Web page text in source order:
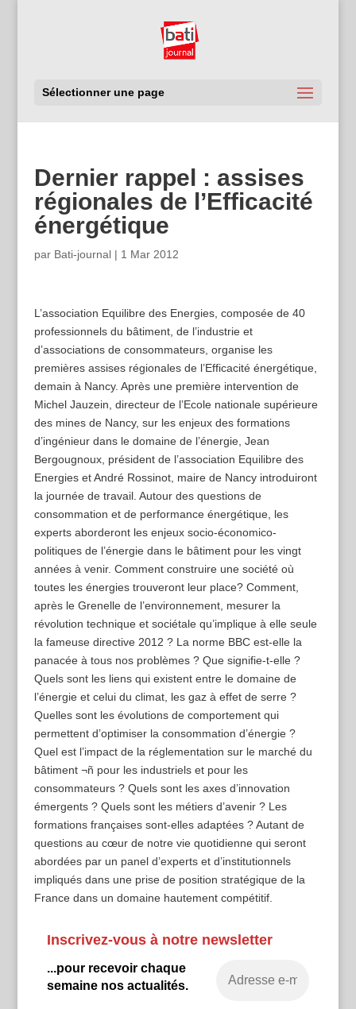
Sélectionner une page
Dernier rappel : assises
régionales de l’Efficacité
énergétique
par Bati-journal| 1 Mar 2012
L’association Equilibre des Energies, composée de 40
professionnels du bâtiment, de l’industrie et
d’associations de consommateurs, organise les
premières assises régionales de l’Efficacité énergétique,
demain à Nancy. Après une première intervention de
Michel Jauzein, directeur de l’Ecole nationale supérieure
des mines de Nancy, sur les enjeux des formations
d’ingénieur dans le domaine de l’énergie, Jean
Bergougnoux, président de l’association Equilibre des
Energies et André Rossinot, maire de Nancy introduiront
la journée de travail. Autour des questions de
consommation et de performance énergétique, les
experts aborderont les enjeux socio-économico-
politiques de l’énergie dans le bâtiment pour les vingt
années à venir. Comment construire une société où
toutes les énergies trouveront leur place? Comment,
après le Grenelle de l’environnement, mesurer la
révolution technique et sociétale qu’implique à elle seule
la fameuse directive 2012 ? La norme BBC est-elle la
panacée à tous nos problèmes ? Que signifie-t-elle ?
Quels sont les liens qui existent entre le domaine de
l’énergie et celui du climat, les gaz à effet de serre ?
Quelles sont les évolutions de comportement qui
permettent d’optimiser la consommation d’énergie ?
Quel est l’impact de la réglementation sur le marché du
bâtiment ¬ñ pour les industriels et pour les
consommateurs ? Quels sont les axes d’innovation
émergents ? Quels sont les métiers d’avenir ? Les
formations françaises sont-elles adaptées ? Autant de
questions au cœur de notre vie quotidienne qui seront
abordées par un panel d’experts et d’institutionnels
impliqués dans une prise de position stratégique de la
France dans un domaine hautement compétitif.
Inscrivez-vous à notre newsletter
...pour recevoir chaque
semaine nos actualités.